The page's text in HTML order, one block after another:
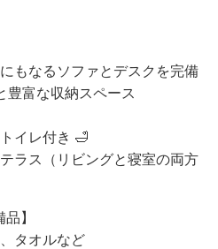
もなるソファとデスクを完備
豊富な収納スペース
イレ付き 🛁
ラス（リビングと寝室の両方
】
タオルなど